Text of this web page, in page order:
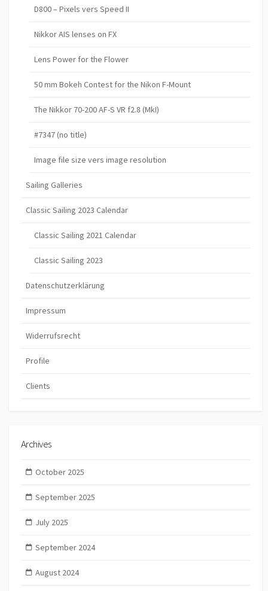
D800 – Pixels vers Speed II
Nikkor AIS lenses on FX
Lens Power for the Flower
50 mm Bokeh Contest for the Nikon F-Mount
The Nikkor 70-200 AF-S VR f2.8 (MkI)
#7347 (no title)
Image file size vers image resolution
Sailing Galleries
Classic Sailing 2023 Calendar
Classic Sailing 2021 Calendar
Classic Sailing 2023
Datenschutzerklärung
Impressum
Widerrufsrecht
Profile
Clients
Archives
October 2025
September 2025
July 2025
September 2024
August 2024